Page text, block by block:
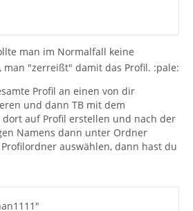
man im Normalfall keine
"zerreißt" damit das Profil. :pale:
Profil an einen von dir
und dann TB mit dem
dort auf Profil erstellen und nach der
Namens dann unter Ordner
auswählen, dann hast du